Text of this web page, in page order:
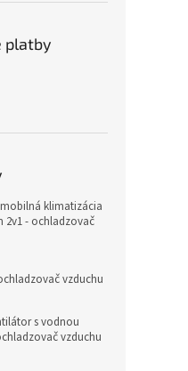
platby
klimatizácia
2v1 - ochladzovač
vzduchu
s vodnou
vzduchu